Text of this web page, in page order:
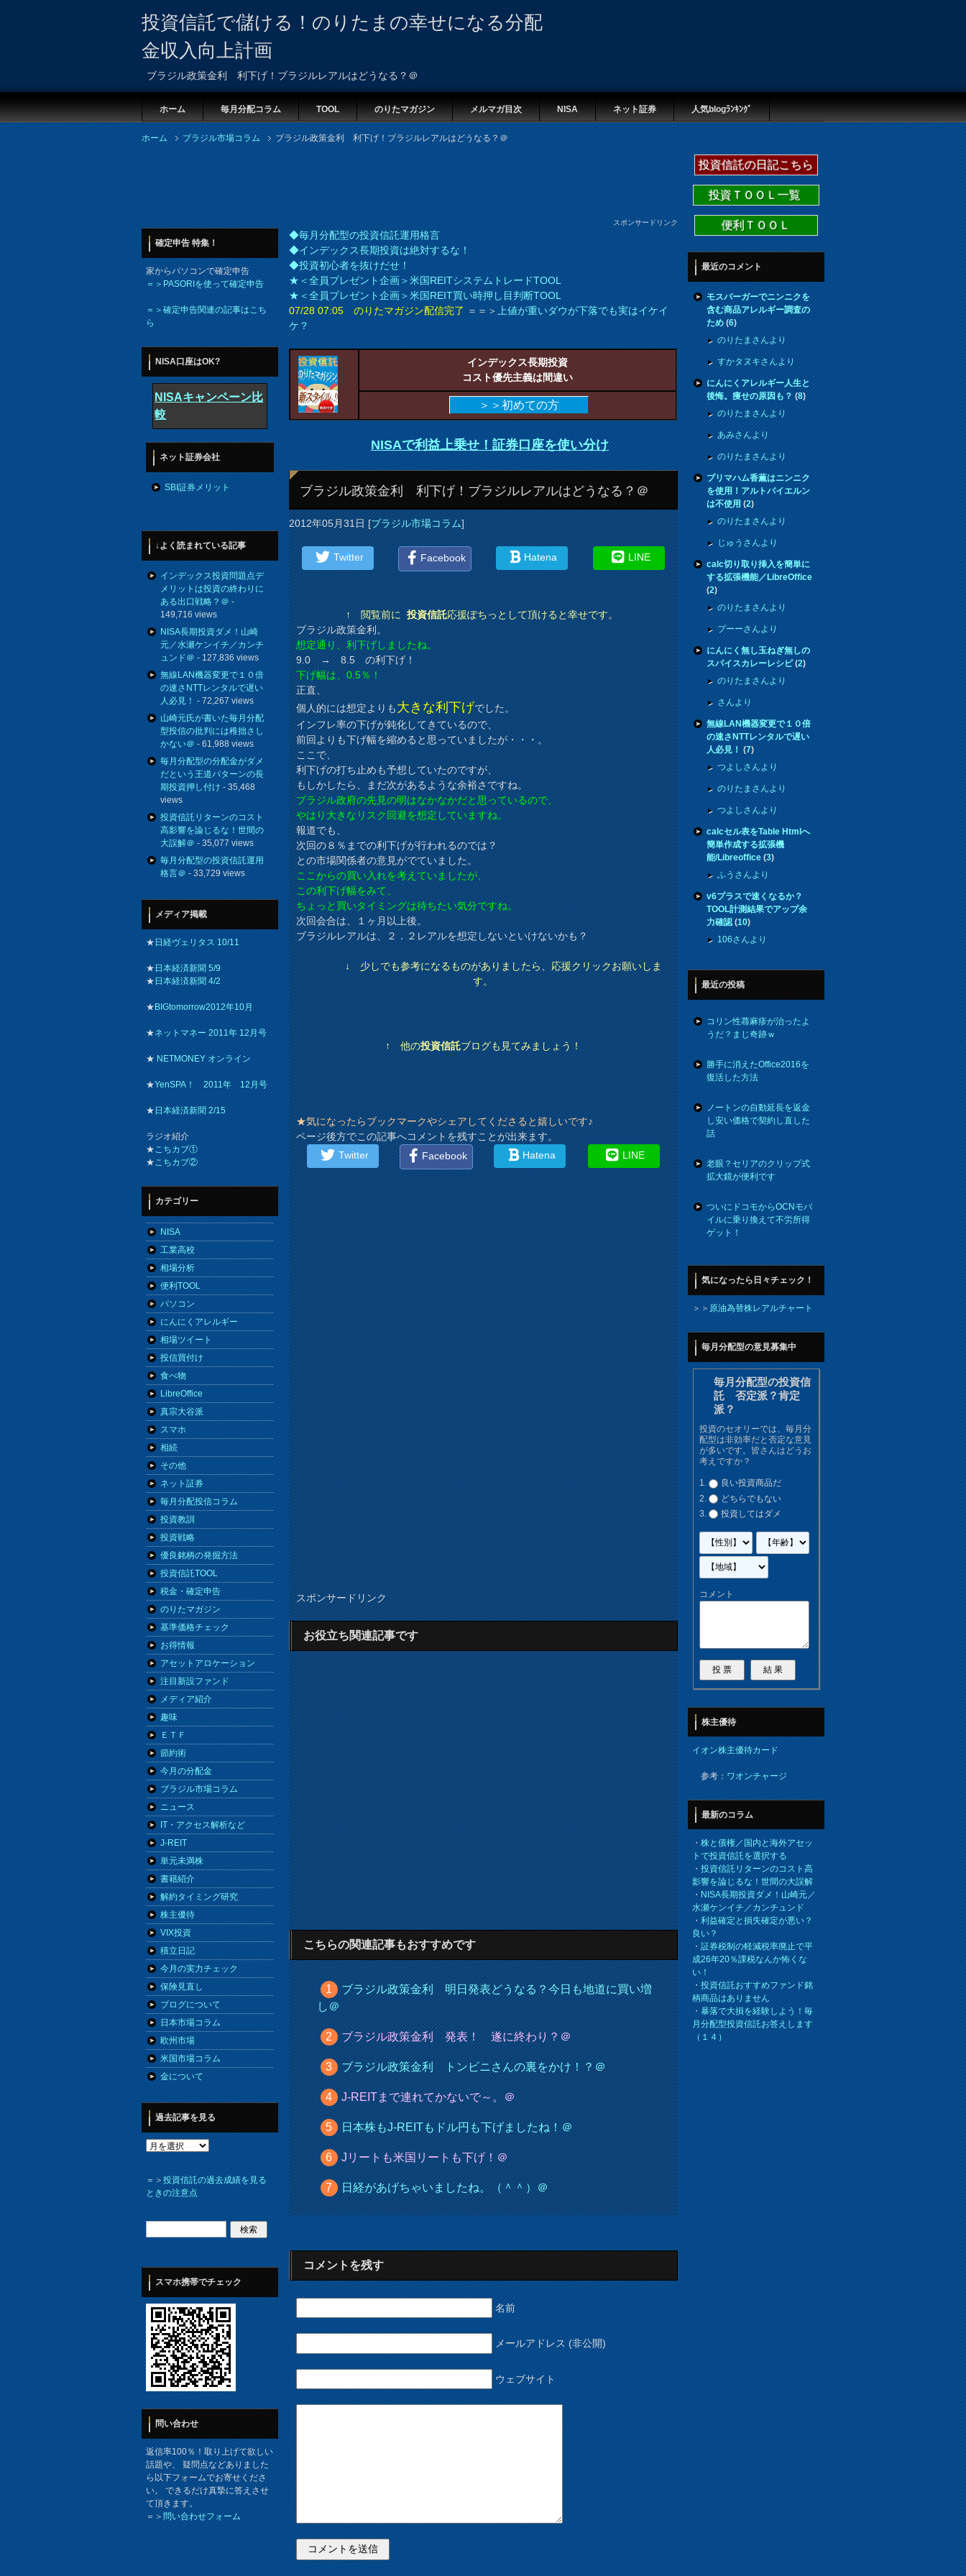
投資信託で儲ける！のりたまの幸せになる分配
金収入向上計画
ブラジル政策金利 利下げ！ブラジルレアルはどうなる？＠
ホーム 毎月分配コラム TOOL のりたマガジン メルマガ目次 NISA ネット証券 人気blogﾗﾝｷﾝｸﾞ
ホーム ブラジル市場コラム ブラジル政策金利 利下げ！ブラジルレアルはどうなる？＠
スポンサードリンク
◆毎月分配型の投資信託運用格言
◆インデックス長期投資は絶対するな！
◆投資初心者を抜けだせ！
★＜全員プレゼント企画＞米国REITシステムトレードTOOL
★＜全員プレゼント企画＞米国REIT買い時押し目判断TOOL
07/28 07:05 のりたマガジン配信完了＝＝＞上値が重いダウが下落でも実はイケイ
ケ？
インデックス長期投資
コスト優先主義は間違い
＞＞初めての方
NISAで利益上乗せ！証券口座を使い分け
ブラジル政策金利 利下げ！ブラジルレアルはどうなる？＠
2012年05月31日[ブラジル市場コラム]
Twitter Facebook Hatena LINE
↑ 閲覧前に投資信託応援ぽちっとして頂けると幸せです。
ブラジル政策金利。
想定通り、利下げしましたね。
9.0 → 8.5 の利下げ！
下げ幅は、0.5％！
正直、
個人的には想定よりも大きな利下げでした。
インフレ率の下げが鈍化してきているので、
前回よりも下げ幅を縮めると思っていましたが・・・。
ここで、
利下げの打ち止めも予想していたのですが、
もしかしたら、まだ次があるような余裕さですね。
ブラジル政府の先見の明はなかなかだと思っているので、
やはり大きなリスク回避を想定していますね。
報道でも、
次回の８％までの利下げが行われるのでは？
との市場関係者の意見がでていました。
ここからの買い入れを考えていましたが、
この利下げ幅をみて、
ちょっと買いタイミングは待ちたい気分ですね。
次回会合は、１ヶ月以上後。
ブラジルレアルは、２．２レアルを想定しないといけないかも？
↓ 少しでも参考になるものがありましたら、応援クリックお願いしま
す。
↑ 他の投資信託ブログも見てみましょう！
★気になったらブックマークやシェアしてくださると嬉しいです♪
ページ後方でこの記事へコメントを残すことが出来ます。
Twitter
Facebook Hatena LINE
スポンサードリンク
お役立ち関連記事です
こちらの関連記事もおすすめです
ブラジル政策金利 明日発表どうなる？今日も地道に買い増
し＠
ブラジル政策金利 発表！ 遂に終わり？＠
ブラジル政策金利 トンビニさんの裏をかけ！？＠
J-REITまで連れてかないで～。＠
日本株もJ-REITもドル円も下げましたね！＠
Jリートも米国リートも下げ！＠
日経があげちゃいましたね。（＾＾）＠
コメントを残す
名前
メールアドレス (非公開)
ウェブサイト
確定申告 特集！
家からパソコンで確定申告
＝＞PASORIを使って確定申告
＝＞確定申告関連の記事はこち
ら
NISA口座はOK?
NISAキャンペーン比
較
ネット証券会社
SBI証券メリット
↓よく読まれている記事
インデックス投資問題点デ
メリットは投資の終わりに
ある出口戦略？＠-
149,716 views
NISA長期投資ダメ！山崎
元／水瀬ケンイチ／カンチ
ュンド＠- 127,836 views
無線LAN機器変更で１０倍
の速さNTTレンタルで遅い
人必見！- 72,267 views
山崎元氏が書いた毎月分配
型投信の批判には稚拙さし
かない＠- 61,988 views
毎月分配型の分配金がダメ
だという王道パターンの長
期投資押し付け- 35,468
views
投資信託リターンのコスト
高影響を論じるな！世間の
大誤解＠- 35,077 views
毎月分配型の投資信託運用
格言＠- 33,729 views
メディア掲載
★日経ヴェリタス 10/11
★日本経済新聞 5/9
★日本経済新聞 4/2
★BIGtomorrow2012年10月
★ネットマネー 2011年 12月号
★NETMONEY オンライン
★YenSPA！ 2011年 12月号
★日本経済新聞 2/15
ラジオ紹介
★こちカブ①
★こちカブ②
カテゴリー
NISA
工業高校
相場分析
便利TOOL
パソコン
にんにくアレルギー
相場ツイート
投信買付け
食べ物
LibreOffice
真宗大谷派
スマホ
相続
その他
ネット証券
毎月分配投信コラム
投資教訓
投資戦略
優良銘柄の発掘方法
投資信託TOOL
税金・確定申告
のりたマガジン
基準価格チェック
お得情報
アセットアロケーション
注目新設ファンド
メディア紹介
趣味
ＥＴＦ
節約術
今月の分配金
ブラジル市場コラム
ニュース
IT・アクセス解析など
J-REIT
単元未満株
書籍紹介
解約タイミング研究
株主優待
VIX投資
積立日記
今月の実力チェック
保険見直し
ブログについて
日本市場コラム
欧州市場
米国市場コラム
金について
過去記事を見る
＝＞投資信託の過去成績を見る
ときの注意点
スマホ携帯でチェック
問い合わせ
返信率100％！取り上げて欲しい
話題や、 疑問点などありました
ら以下フォームでお寄せくださ
い。 できるだけ真摯に答えさせ
て頂きます。
＝＞問い合わせフォーム
投資信託の日記こちら
投資ＴＯＯＬ一覧
便利ＴＯＯＬ
最近のコメント
モスバーガーでニンニクを
含む商品アレルギー調査の
ため(6)
のりたまさんより
すかタヌキさんより
にんにくアレルギー人生と
後悔。痩せの原因も？(8)
のりたまさんより
あみさんより
のりたまさんより
プリマハム香薫はニンニク
を使用！アルトバイエルン
は不使用(2)
のりたまさんより
じゅうさんより
calc切り取り挿入を簡単に
する拡張機能／LibreOffice
(2)
のりたまさんより
プーーさんより
にんにく無し玉ねぎ無しの
スパイスカレーレシピ(2)
のりたまさんより
さんより
無線LAN機器変更で１０倍
の速さNTTレンタルで遅い
人必見！(7)
つよしさんより
のりたまさんより
つよしさんより
calcセル表をTable Htmlへ
簡単作成する拡張機
能/Libreoffice(3)
ふうさんより
v6プラスで速くなるか？
TOOL計測結果でアップ余
力確認(10)
106さんより
最近の投稿
コリン性蕁麻疹が治ったよ
うだ？まじ奇跡ｗ
勝手に消えたOffice2016を
復活した方法
ノートンの自動延長を返金
し安い価格で契約し直した
話
老眼？セリアのクリップ式
拡大鏡が便利です
ついにドコモからOCNモバ
イルに乗り換えて不労所得
ゲット！
気になったら日々チェック！
＞＞原油為替株レアルチャート
毎月分配型の意見募集中
毎月分配型の投資信
託 否定派？肯定
派？
投資のセオリーでは、毎月分
配型は非効率だと否定な意見
が多いです。皆さんはどうお
考えですか？
良い投資商品だ
どちらでもない
投資してはダメ
コメント
株主優待
イオン株主優待カード
参考：ワオンチャージ
最新のコラム
・株と債権／国内と海外アセッ
トで投資信託を選択する
・投資信託リターンのコスト高
影響を論じるな！世間の大誤解
・NISA長期投資ダメ！山崎元／
水瀬ケンイチ／カンチュンド
・利益確定と損失確定が悪い？
良い？
・証券税制の軽減税率廃止で平
成26年20％課税なんか怖くな
い！
・投資信託おすすめファンド銘
柄商品はありません
・暴落で大損を経験しよう！毎
月分配型投資信託お答えします
（１４）